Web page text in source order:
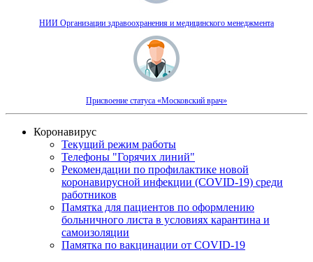
НИИ Организации здравоохранения и медицинского менеджмента
Присвоение статуса «Московский врач»
Коронавирус
Текущий режим работы
Телефоны "Горячих линий"
Рекомендации по профилактике новой
коронавирусной инфекции (COVID-19) среди
работников
Памятка для пациентов по оформлению
больничного листа в условиях карантина и
самоизоляции
Памятка по вакцинации от COVID-19